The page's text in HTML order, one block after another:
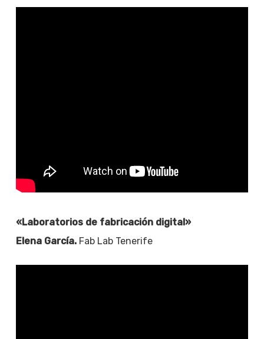
«Laboratorios de fabricación digital»
Elena García.Fab Lab Tenerife